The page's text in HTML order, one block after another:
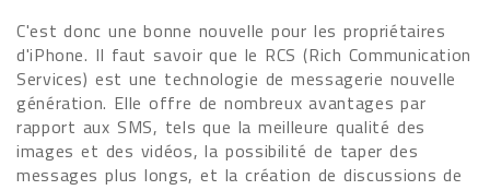
C'est donc une bonne nouvelle pour les propriétaires
d'iPhone. Il faut savoir que le RCS (Rich Communication
Services) est une technologie de messagerie nouvelle
génération. Elle offre de nombreux avantages par
rapport aux SMS, tels que la meilleure qualité des
images et des vidéos, la possibilité de taper des
messages plus longs, et la création de discussions de